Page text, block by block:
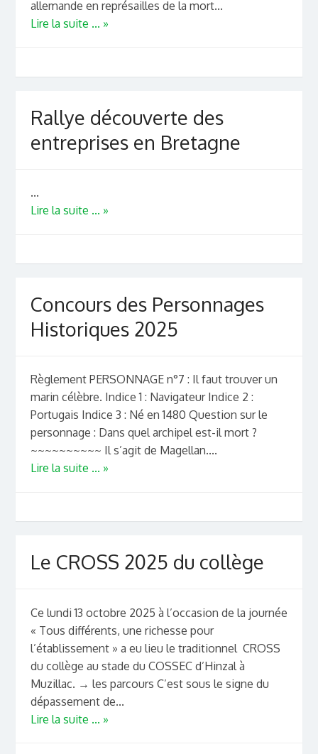
allemande en représailles de la mort...
Lire la suite ... »
Rallye découverte des
entreprises en Bretagne
...
Lire la suite ... »
Concours des Personnages
Historiques 2025
Règlement PERSONNAGE n°7 : Il faut trouver un
marin célèbre. Indice 1 : Navigateur Indice 2 :
Portugais Indice 3 : Né en 1480 Question sur le
personnage : Dans quel archipel est-il mort ?
~~~~~~~~~~ Il s’agit de Magellan....
Lire la suite ... »
Le CROSS 2025 du collège
Ce lundi 13 octobre 2025 à l’occasion de la journée
« Tous différents, une richesse pour
l’établissement » a eu lieu le traditionnel CROSS
du collège au stade du COSSEC d’Hinzal à
Muzillac. → les parcours C’est sous le signe du
dépassement de...
Lire la suite ... »